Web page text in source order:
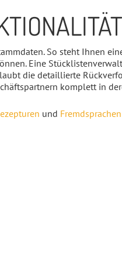
So steht Ihnen
Eine
die detaillierte
komplett in
und Fremdsprachen